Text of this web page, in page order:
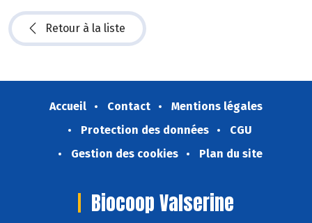
Retour à la liste
Accueil Contact
Mentions légales
Protection des données
CGU
Gestion des cookies
Plan du site
Biocoop Valserine